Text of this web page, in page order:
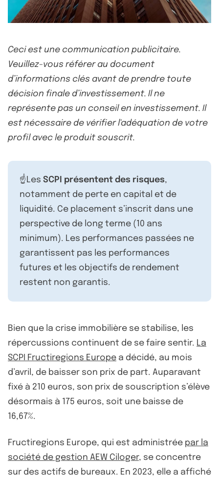
Ceci est une communication publicitaire.
Veuillez-vous référer au document
d’informations clés avant de prendre toute
décision finale d’investissement. Il ne
représente pas un conseil en investissement. Il
est nécessaire de vérifier l'adéquation de votre
profil avec le produit souscrit.
☝️Les SCPI présentent des risques,
notamment de perte en capital et de
liquidité. Ce placement s’inscrit dans une
perspective de long terme (10 ans
minimum). Les performances passées ne
garantissent pas les performances
futures et les objectifs de rendement
restent non garantis.
Bien que la crise immobilière se stabilise, les
répercussions continuent de se faire sentir. La
SCPI Fructiregions Europe a décidé, au mois
d’avril, de baisser son prix de part. Auparavant
fixé à 210 euros, son prix de souscription s’élève
désormais à 175 euros, soit une baisse de
16,67%.
Fructiregions Europe, qui est administrée par la
société de gestion AEW Ciloger, se concentre
sur des actifs de bureaux. En 2023, elle a affiché